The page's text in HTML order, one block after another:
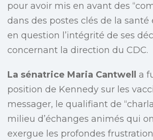
pour avoir mis en avant des
dans des postes clés de la
en question l’intégrité de ses
concernant la direction du CDC.
La sénatrice Maria Cantwell
a
position de Kennedy sur les
messager, le qualifiant de
milieu d’échanges animés qui
exergue les profondes